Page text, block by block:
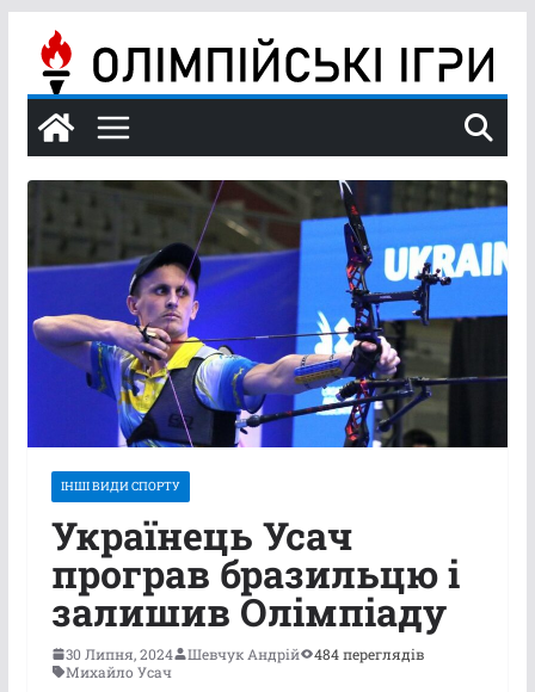
вмісту
ІНШІ ВИДИ СПОРТУ
Українець Усач
програв бразильцю і
залишив Олімпіаду
30 Липня, 2024 Шевчук Андрій
484 переглядів
Михайло Усач